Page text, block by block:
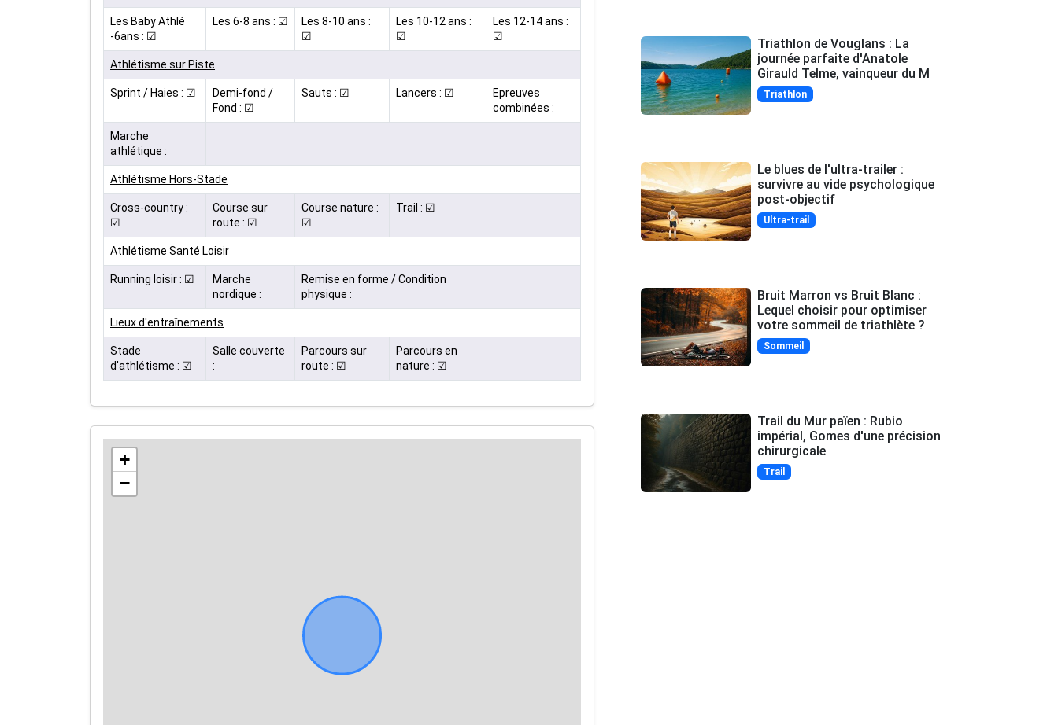
Les Baby Athlé
-6ans : ☑
Les 6-8 ans : ☑
Les 8-10 ans :
☑
Les 10-12 ans :
☑
Les 12-14 ans :
☑
Athlétisme sur Piste
Sprint / Haies : ☑
Demi-fond /
Fond : ☑
Sauts : ☑ Lancers : ☑
Epreuves
combinées :
Marche
athlétique :
Athlétisme Hors-Stade
Cross-country :
☑
Course sur
route : ☑
Course nature :
☑
Trail : ☑
Athlétisme Santé Loisir
Running loisir : ☑
Marche
nordique :
Remise en forme / Condition
physique :
Lieux d'entraînements
Stade
d'athlétisme : ☑
Salle couverte
:
Parcours sur
route : ☑
Parcours en
nature : ☑
+
−
Triathlon de Vouglans : La
journée parfaite d'Anatole
Girauld Telme, vainqueur du M
Triathlon
Le blues de l'ultra-trailer :
survivre au vide psychologique
post-objectif
Ultra-trail
Bruit Marron vs Bruit Blanc :
Lequel choisir pour optimiser
votre sommeil de triathlète ?
Sommeil
Trail du Mur païen : Rubio
impérial, Gomes d'une précision
chirurgicale
Trail